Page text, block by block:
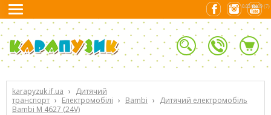
karapyzuk.if.ua › Дитячий
транспорт › Електромобілі › Bambi › Дитячий електромобіль
Bambi M 4627 (24V)
0.0240109 (7)